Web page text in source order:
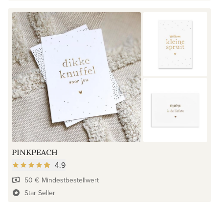
PINKPEACH
4.9
50 € Mindestbestellwert
Star Seller